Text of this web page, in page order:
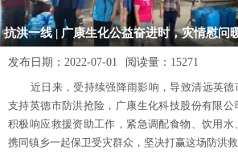
抗洪一线 | 广康生化公益奋进时，灾情慰问
发布日期： 2022-07-01 阅读量： 15271
近日来，受持续强降雨影响，导致清远英
支持英德市防洪抢险，广康生化科技股份有限公
积极响应救援资助工作，紧急调配食物、饮用水
携同镇乡一起保卫受灾群众，坚决打赢这场防洪救